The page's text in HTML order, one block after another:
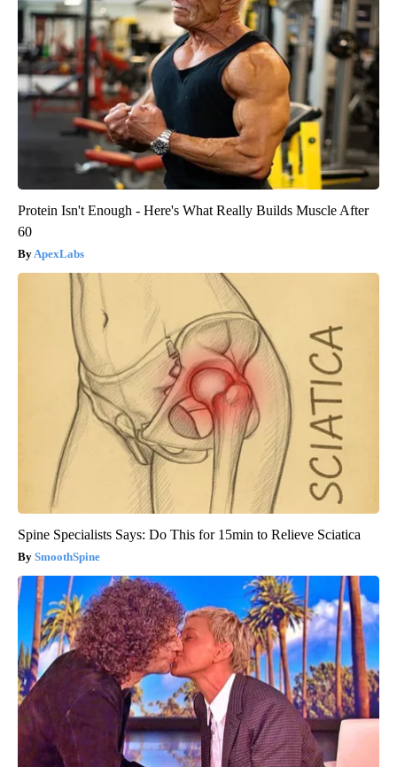
Protein Isn't Enough - Here's What Really Builds Muscle After
60
ApexLabs
Spine Specialists Says: Do This for 15min to Relieve Sciatica
SmoothSpine